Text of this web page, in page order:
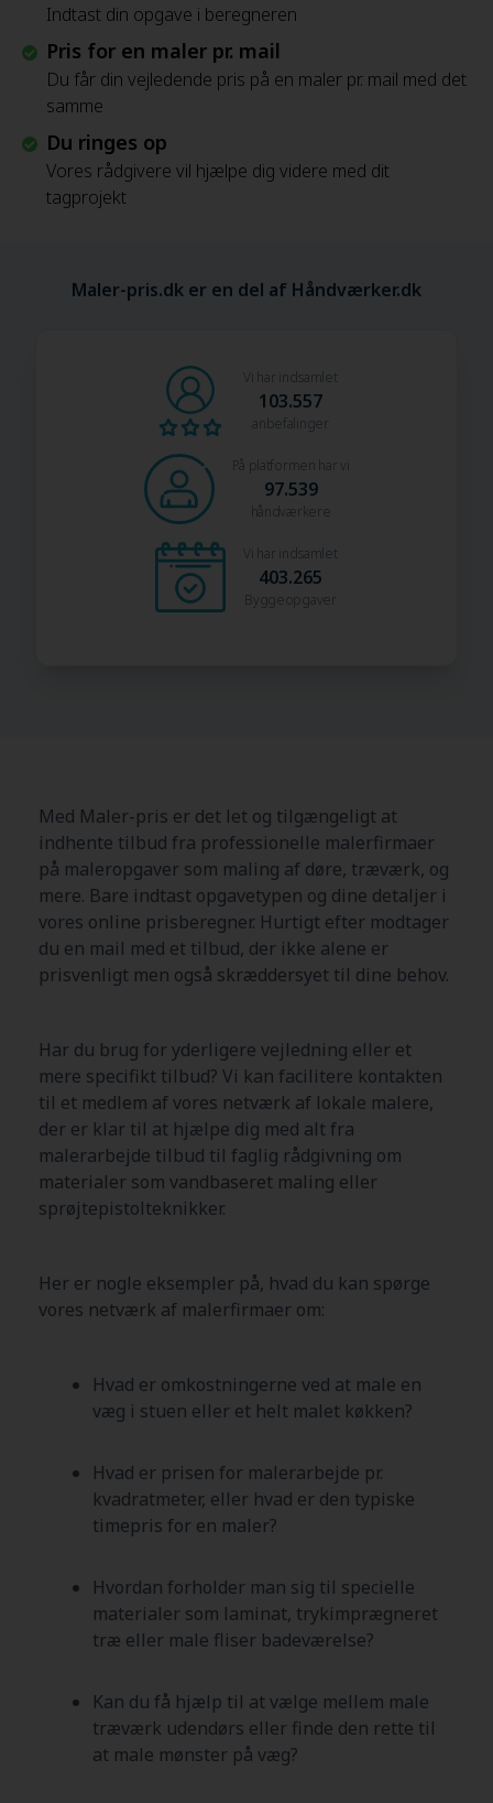
Indtast din opgave i beregneren
Pris for en maler pr. mail
Du får din vejledende pris på en maler pr. mail med det
samme
Du ringes op
Vores rådgivere vil hjælpe dig videre med dit
tagprojekt
Maler-pris.dk er en del af Håndværker.dk
Vi har indsamlet
103.557
anbefalinger
På platformen har vi
97.539
håndværkere
Vi har indsamlet
403.265
Byggeopgaver
Med Maler-pris er det let og tilgængeligt at
indhente tilbud fra professionelle malerfirmaer
på maleropgaver som maling af døre, træværk, og
mere. Bare indtast opgavetypen og dine detaljer i
vores online prisberegner. Hurtigt efter modtager
du en mail med et tilbud, der ikke alene er
prisvenligt men også skræddersyet til dine behov.
Har du brug for yderligere vejledning eller et
mere specifikt tilbud? Vi kan facilitere kontakten
til et medlem af vores netværk af lokale malere,
der er klar til at hjælpe dig med alt fra
malerarbejde tilbud til faglig rådgivning om
materialer som vandbaseret maling eller
sprøjtepistolteknikker.
Her er nogle eksempler på, hvad du kan spørge
vores netværk af malerfirmaer om:
Hvad er omkostningerne ved at male en
væg i stuen eller et helt malet køkken?
Hvad er prisen for malerarbejde pr.
kvadratmeter, eller hvad er den typiske
timepris for en maler?
Hvordan forholder man sig til specielle
materialer som laminat, trykimprægneret
træ eller male fliser badeværelse?
Kan du få hjælp til at vælge mellem male
træværk udendørs eller finde den rette til
at male mønster på væg?